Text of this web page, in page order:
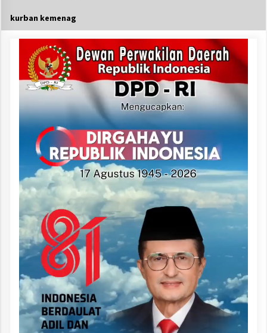
kurban kemenag